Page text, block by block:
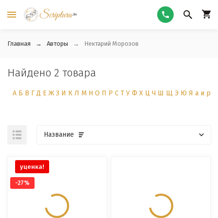
Главная Авторы Нектарий Морозов
Найдено 2 товара
А Б В Г Д Е Ж З И К Л М Н О П Р С Т У Ф Х Ц Ч Ш Щ Э Ю Я а и р
Название
уценка!
-27%